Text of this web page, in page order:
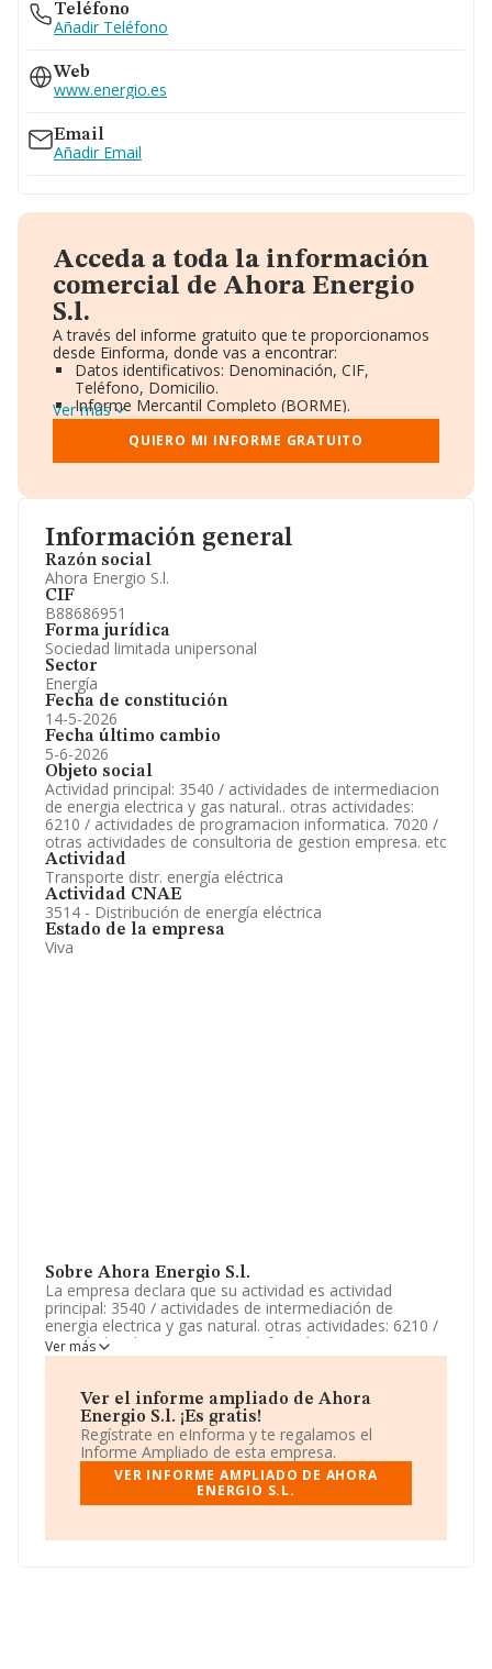
Información general
Razón social
Ahora Energio S.l.
CIF
B88686951
Forma jurídica
Sociedad limitada unipersonal
Sector
Energía
Fecha de constitución
14-5-2026
Fecha último cambio
5-6-2026
Objeto social
Actividad principal: 3540 / actividades de intermediacion
de energia electrica y gas natural.. otras actividades:
6210 / actividades de programacion informatica. 7020 /
otras actividades de consultoria de gestion empresa. etc
Actividad
Transporte distr. energía eléctrica
Actividad CNAE
3514 - Distribución de energía eléctrica
Estado de la empresa
Viva
Sobre Ahora Energio S.l.
La empresa declara que su actividad es actividad
principal: 3540 / actividades de intermediación de
energia electrica y gas natural. otras actividades: 6210 /
actividades de programacion informática. 7020 / otras
actividades de consultoría de gestión empresa. etc. La
Sociedad Limitada. Su actividad CNAE es 'Comercio de
energía eléctrica' con código 3514. No realiza actividad
de importación y/o exportación.
La web eswww.energio.es.
La empresaAhora Energio S.L, con NIF B88686951,
(08021), en el municipio de Barcelona, Cataluña.
Ver más
Ver el informe ampliado de Ahora
Energio S.l. ¡Es gratis!
Regístrate en eInforma y te regalamos el
Informe Ampliado de esta empresa.
VER INFORME AMPLIADO DE AHORA
ENERGIO S.L.
Teléfono
Añadir Teléfono
Web
www.energio.es
Email
Añadir Email
Acceda a toda la información
comercial de Ahora Energio
S.l.
A través del informe gratuito que te proporcionamos
desde Einforma, donde vas a encontrar:
Datos identificativos: Denominación, CIF,
Teléfono, Domicilio.
Informe Mercantil Completo (BORME).
Gráficos de Evolución Ventas y Empleados.
Consejo de Administración y Administradores.
Directivos y Ejecutivos.
Información oficial y registral complementaria.
Ver más
QUIERO MI INFORME GRATUITO